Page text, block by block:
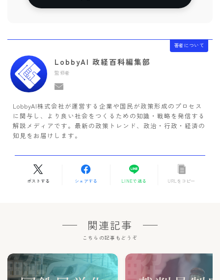
著者について
LobbyAI 政経百科編集部
監修者
LobbyAI株式会社が運営する企業や国民が政策形成のプロセス
に関与し、より良い社会をつくるための知識・戦略を発信する
解説メディアです。最新の政策トレンド、政治・行政・経済の
知見をお届けします。
ポストする シェアする LINEで送る URLをコピー
関連記事
こちらの記事もどうぞ